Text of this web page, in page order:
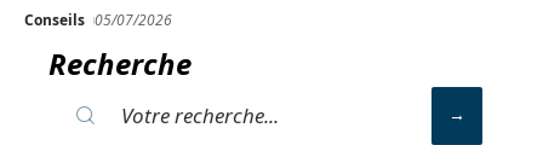
Conseils 05/07/2026
Recherche